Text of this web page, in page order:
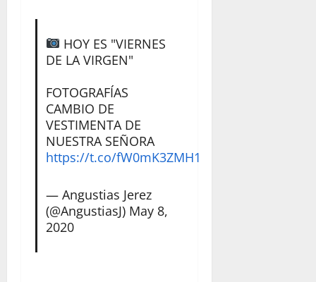
HOY ES "VIERNES
DE LA VIRGEN"
FOTOGRAFÍAS
CAMBIO DE
VESTIMENTA DE
NUESTRA SEÑORA
https://t.co/fW0mK3ZMH1
— Angustias Jerez
(@AngustiasJ) May 8,
2020